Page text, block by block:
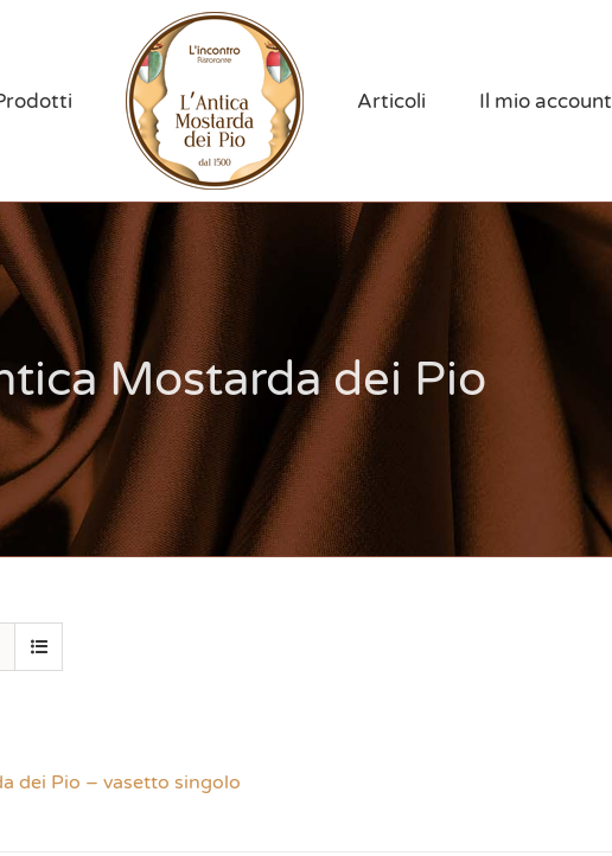
Articoli Il mio account
Mostarda dei Pio
dei Pio – vasetto singolo